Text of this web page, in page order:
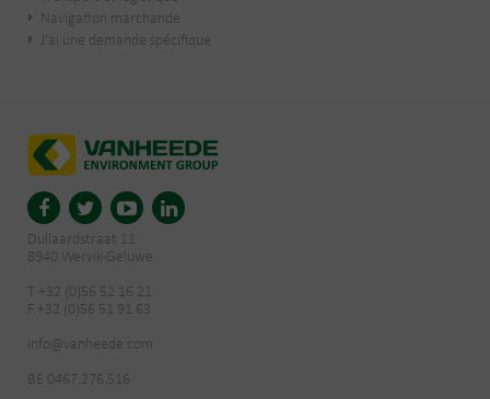
Navigation marchande
J'ai une demande spécifique
Dullaardstraat 11
8940 Wervik-Geluwe
T +32 (0)56 52 16 21
F +32 (0)56 51 91 63
info@vanheede.com
BE 0467.276.516